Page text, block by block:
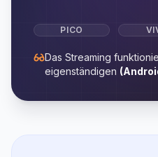
PICO
Das Streaming
eigenständigen